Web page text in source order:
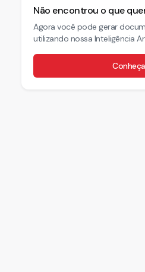
Não encontrou o que
Agora você pode gerar
utilizando nossa Inteligência